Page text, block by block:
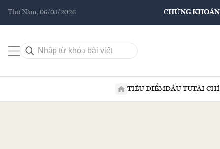
Thứ Năm, 06/08/2026 CHỨNG KHOÁN
TIÊU ĐIỂMĐẦU TƯTÀI